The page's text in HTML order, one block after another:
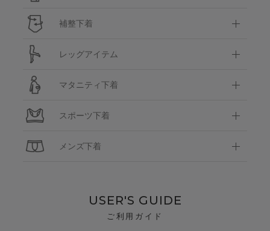
補整下着
レッグアイテム
マタニティ下着
スポーツ下着
メンズ下着
USER'S GUIDE
ご利用ガイド